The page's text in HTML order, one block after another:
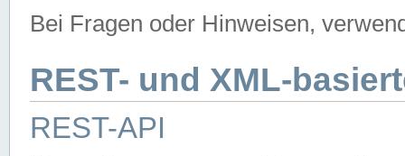
Bei Fragen oder Hinweisen,
REST- und XML-
REST-API